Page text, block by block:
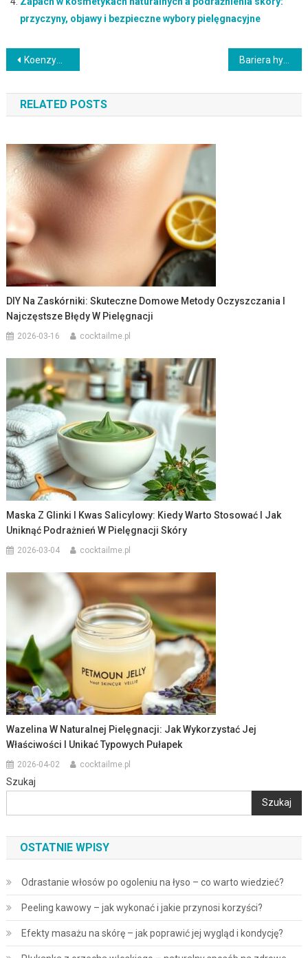
przyczyny, objawy i bezpieczne wybory pielęgnacyjne
Nawigacja
wpisu
Koenzym Q10 w pielęgnacji skóry: jak wybrać formę i unikać typowych błędów stosowania Bariera hydrolipidowa skóry: jak rozpoznać uszkodzenia i skutecznie ją odbudować w codziennej pielęgnacji
RELATED POSTS
DIY Na Zaskórniki: Skuteczne Domowe Metody Oczyszczania I
Najczęstsze Błędy W Pielęgnacji
2026-03-16 cocktailme.pl
Maska Z Glinki I Kwas Salicylowy: Kiedy Warto Stosować I Jak
Uniknąć Podrażnień W Pielęgnacji Skóry
2026-03-04 cocktailme.pl
Wazelina W Naturalnej Pielęgnacji: Jak Wykorzystać Jej
Właściwości I Unikać Typowych Pułapek
2026-04-02 cocktailme.pl
Szukaj
Szukaj
OSTATNIE WPISY
Odrastanie włosów po ogoleniu na łyso – co warto wiedzieć?
Peeling kawowy – jak wykonać i jakie przynosi korzyści?
Efekty masażu na skórę – jak poprawić jej wygląd i kondycję?